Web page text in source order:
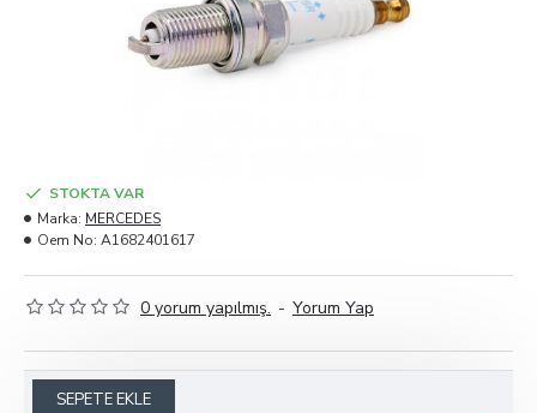
STOKTA VAR
Marka: MERCEDES
Oem No: A1682401617
0 yorum yapılmış. - Yorum Yap
SEPETE EKLE